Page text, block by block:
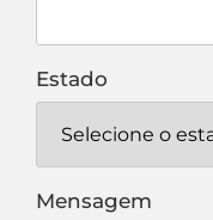
Estado
Mensagem